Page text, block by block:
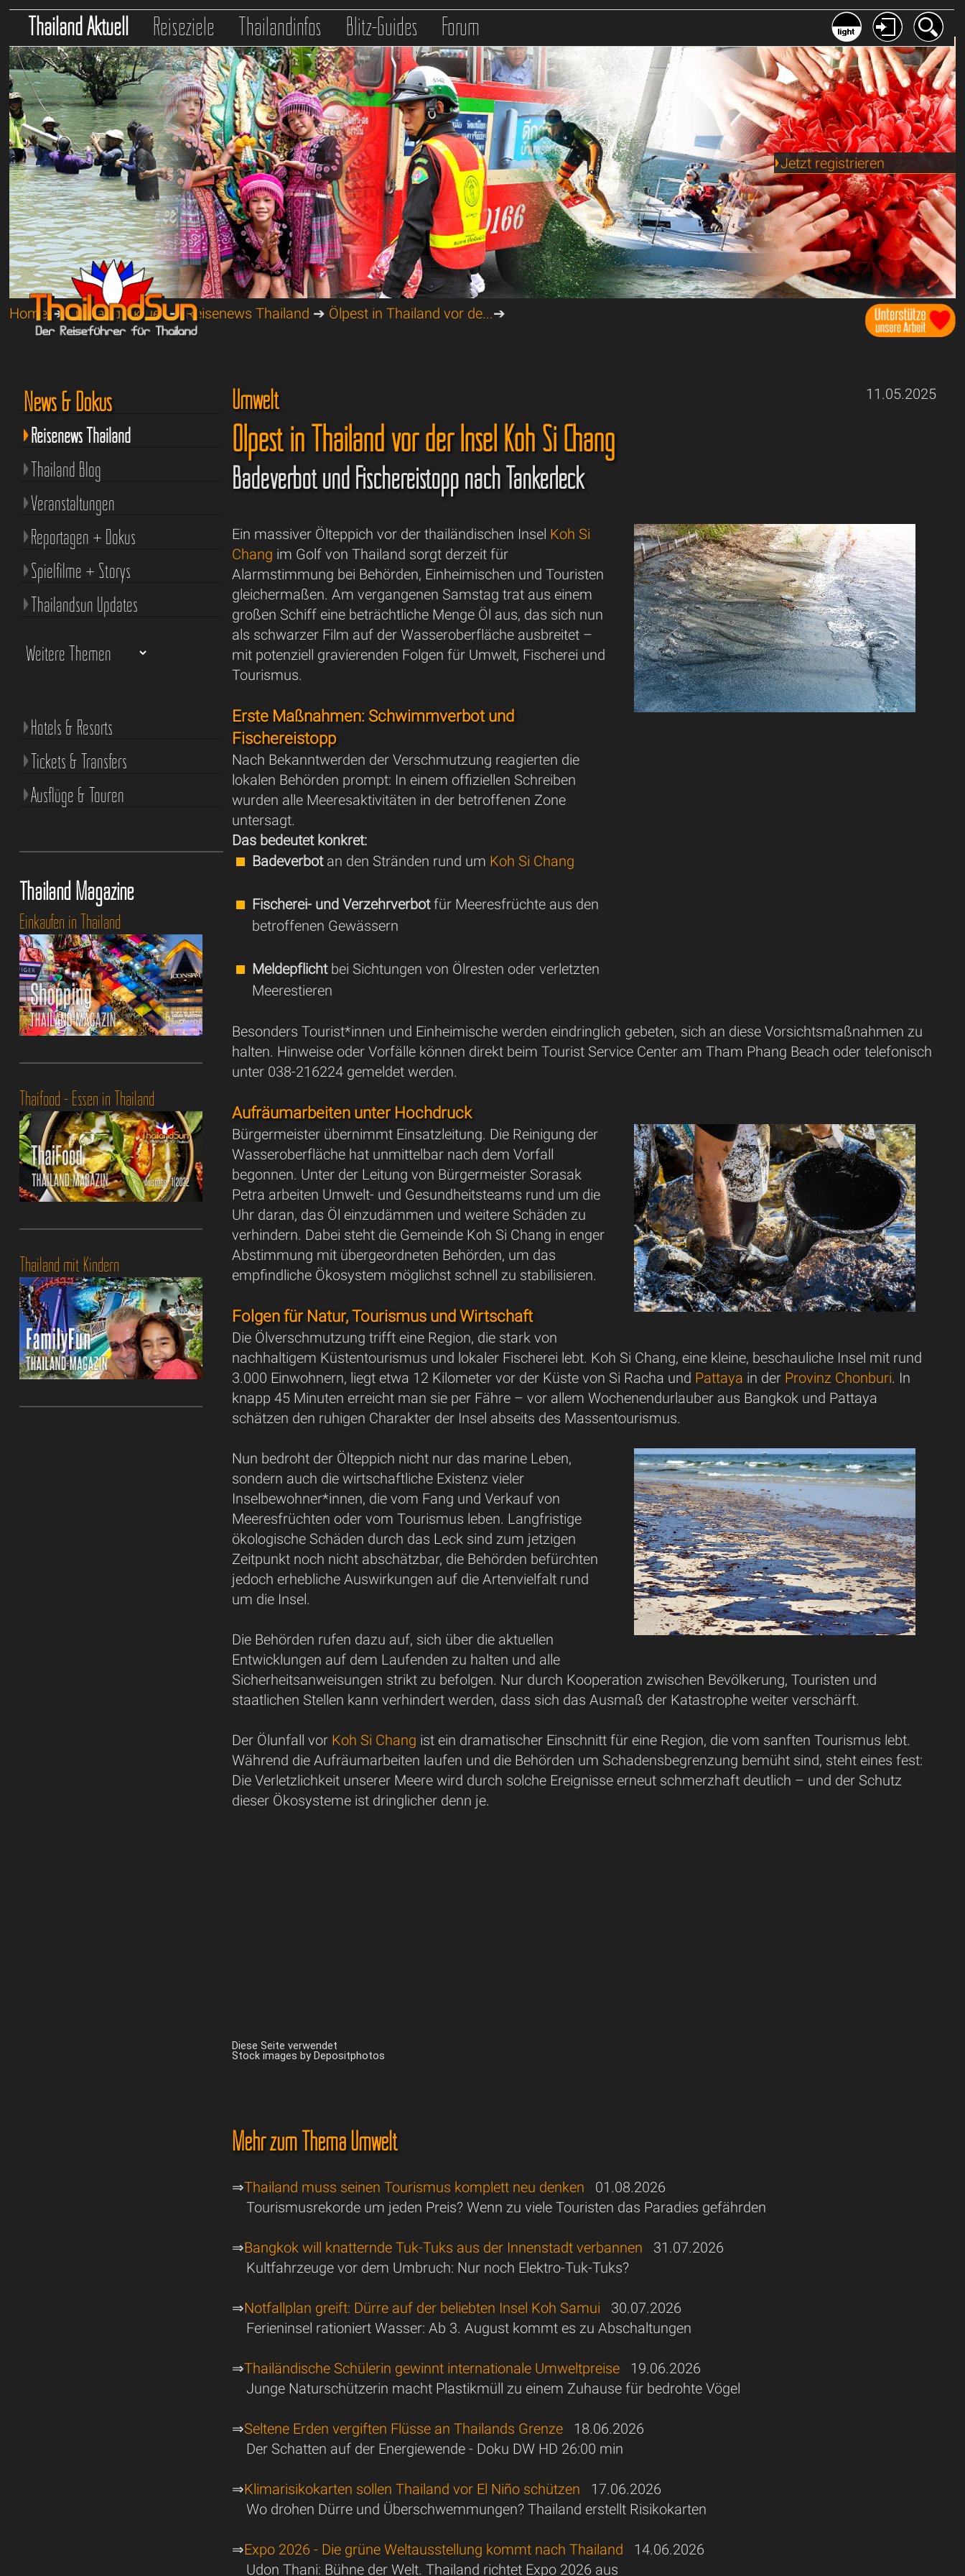
Thailand Aktuell Reiseziele Thailandinfos Blitz-Guides Forum
Jetzt registrieren
Home➔Thailand Aktuell➔Reisenews Thailand ➔ Ölpest in Thailand vor de...➔
11.05.2025
Umwelt
Ölpest in Thailand vor der Insel Koh Si Chang
Badeverbot und Fischereistopp nach Tankerleck
Ein massiver Ölteppich vor der thailändischen Insel Koh Si
Chang im Golf von Thailand sorgt derzeit für
Alarmstimmung bei Behörden, Einheimischen und Touristen
gleichermaßen. Am vergangenen Samstag trat aus einem
großen Schiff eine beträchtliche Menge Öl aus, das sich nun
als schwarzer Film auf der Wasseroberfläche ausbreitet –
mit potenziell gravierenden Folgen für Umwelt, Fischerei und
Tourismus.
Erste Maßnahmen: Schwimmverbot und
Fischereistopp
Nach Bekanntwerden der Verschmutzung reagierten die
lokalen Behörden prompt: In einem offiziellen Schreiben
wurden alle Meeresaktivitäten in der betroffenen Zone
untersagt.
Das bedeutet konkret:
Badeverbotan den Stränden rund um Koh Si Chang
Fischerei- und Verzehrverbotfür Meeresfrüchte aus den
betroffenen Gewässern
Meldepflichtbei Sichtungen von Ölresten oder verletzten
Meerestieren
Besonders Tourist*innen und Einheimische werden eindringlich gebeten, sich an diese Vorsichtsmaßnahmen zu
halten. Hinweise oder Vorfälle können direkt beim Tourist Service Center am Tham Phang Beach oder telefonisch
unter 038-216224 gemeldet werden.
Aufräumarbeiten unter Hochdruck
Bürgermeister übernimmt Einsatzleitung. Die Reinigung der
Wasseroberfläche hat unmittelbar nach dem Vorfall
begonnen. Unter der Leitung von Bürgermeister Sorasak
Petra arbeiten Umwelt- und Gesundheitsteams rund um die
Uhr daran, das Öl einzudämmen und weitere Schäden zu
verhindern. Dabei steht die Gemeinde Koh Si Chang in enger
Abstimmung mit übergeordneten Behörden, um das
empfindliche Ökosystem möglichst schnell zu stabilisieren.
Folgen für Natur, Tourismus und Wirtschaft
Die Ölverschmutzung trifft eine Region, die stark von
nachhaltigem Küstentourismus und lokaler Fischerei lebt. Koh Si Chang, eine kleine, beschauliche Insel mit rund
3.000 Einwohnern, liegt etwa 12 Kilometer vor der Küste von Si Racha und Pattaya in der Provinz Chonburi. In
knapp 45 Minuten erreicht man sie per Fähre – vor allem Wochenendurlauber aus Bangkok und Pattaya
schätzen den ruhigen Charakter der Insel abseits des Massentourismus.
Nun bedroht der Ölteppich nicht nur das marine Leben,
sondern auch die wirtschaftliche Existenz vieler
Inselbewohner*innen, die vom Fang und Verkauf von
Meeresfrüchten oder vom Tourismus leben. Langfristige
ökologische Schäden durch das Leck sind zum jetzigen
Zeitpunkt noch nicht abschätzbar, die Behörden befürchten
jedoch erhebliche Auswirkungen auf die Artenvielfalt rund
um die Insel.
Die Behörden rufen dazu auf, sich über die aktuellen
Entwicklungen auf dem Laufenden zu halten und alle
Sicherheitsanweisungen strikt zu befolgen. Nur durch Kooperation zwischen Bevölkerung, Touristen und
staatlichen Stellen kann verhindert werden, dass sich das Ausmaß der Katastrophe weiter verschärft.
Der Ölunfall vor Koh Si Chang ist ein dramatischer Einschnitt für eine Region, die vom sanften Tourismus lebt.
Während die Aufräumarbeiten laufen und die Behörden um Schadensbegrenzung bemüht sind, steht eines fest:
Die Verletzlichkeit unserer Meere wird durch solche Ereignisse erneut schmerzhaft deutlich – und der Schutz
dieser Ökosysteme ist dringlicher denn je.
Diese Seite verwendet
Stock images by Depositphotos
Mehr zum Thema Umwelt
⇒Thailand muss seinen Tourismus komplett neu denken 01.08.2026
Tourismusrekorde um jeden Preis? Wenn zu viele Touristen das Paradies gefährden
⇒Bangkok will knatternde Tuk-Tuks aus der Innenstadt verbannen 31.07.2026
Kultfahrzeuge vor dem Umbruch: Nur noch Elektro-Tuk-Tuks?
⇒Notfallplan greift: Dürre auf der beliebten Insel Koh Samui 30.07.2026
Ferieninsel rationiert Wasser: Ab 3. August kommt es zu Abschaltungen
⇒Thailändische Schülerin gewinnt internationale Umweltpreise 19.06.2026
Junge Naturschützerin macht Plastikmüll zu einem Zuhause für bedrohte Vögel
⇒Seltene Erden vergiften Flüsse an Thailands Grenze 18.06.2026
Der Schatten auf der Energiewende - Doku DW HD 26:00 min
⇒Klimarisikokarten sollen Thailand vor El Niño schützen 17.06.2026
Wo drohen Dürre und Überschwemmungen? Thailand erstellt Risikokarten
⇒Expo 2026 - Die grüne Weltausstellung kommt nach Thailand 14.06.2026
Udon Thani: Bühne der Welt. Thailand richtet Expo 2026 aus
News & Dokus
Reisenews Thailand
Thailand Blog
Veranstaltungen
Reportagen + Dokus
Spielfilme + Storys
Thailandsun Updates
Hotels & Resorts
Tickets & Transfers
Ausflüge & Touren
Thailand Magazine
Einkaufen in Thailand
Thaifood - Essen in Thailand
Thailand mit Kindern